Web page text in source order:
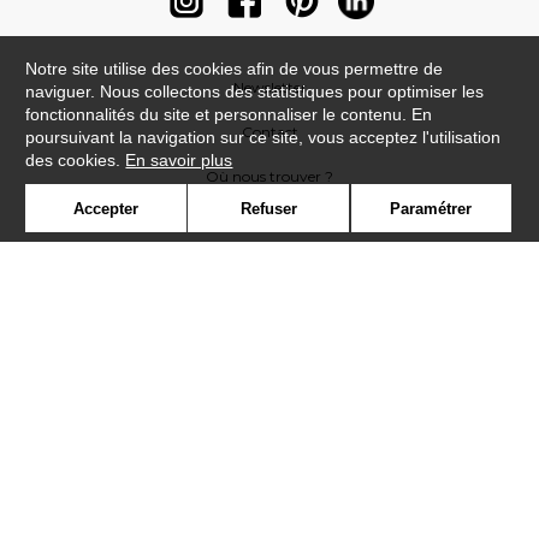
Newsletter
Contact
Où nous trouver ?
Notre site utilise des cookies afin de vous permettre de
naviguer. Nous collectons des statistiques pour optimiser les
fonctionnalités du site et personnaliser le contenu. En
poursuivant la navigation sur ce site, vous acceptez l'utilisation
des cookies. En savoir plus
Accepter Refuser Paramétrer